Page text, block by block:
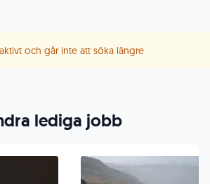
och går inte att söka längre
lediga jobb